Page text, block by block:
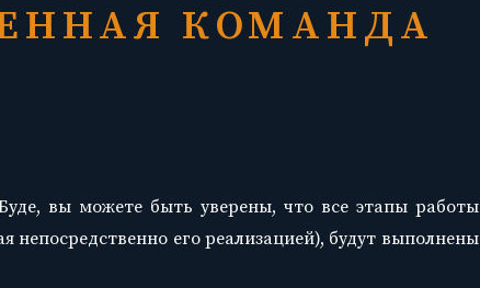
КОМАНДА
вы можете быть уверены, что все этапы работы
непосредственно его реализацией), будут выполнены